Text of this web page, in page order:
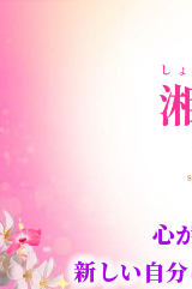
心
新しい自